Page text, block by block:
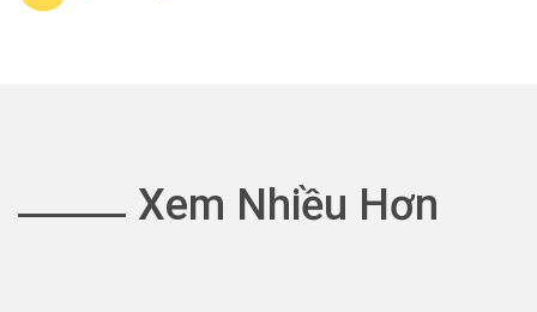
Xem Nhiều Hơn